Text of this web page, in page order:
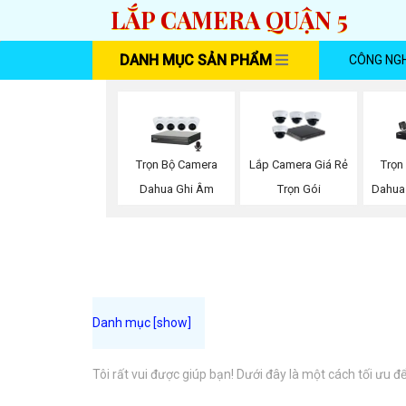
LẮP CAMERA QUẬN 5
DANH MỤC SẢN PHẨM CÔNG
Trọn Bộ Camera
Dahua Ghi Âm
Lắp Camera Giá Rẻ
Trọn Gói
Trọn
Tôi rất vui được giúp bạn! Dưới đây là một cách tối ưu